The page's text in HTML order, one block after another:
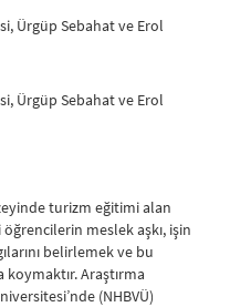
Ürgüp Sebahat ve Erol
Ürgüp Sebahat ve Erol
turizm eğitimi alan
meslek aşkı, işin
belirlemek ve bu
Araştırma
(NHBVÜ)